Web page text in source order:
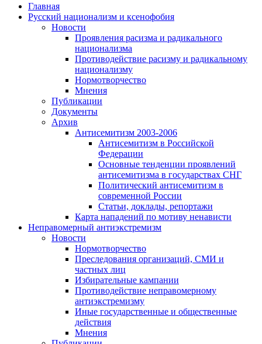
Главная
Русский национализм и ксенофобия
Новости
Проявления расизма и радикального
национализма
Противодействие расизму и радикальному
национализму
Нормотворчество
Мнения
Публикации
Документы
Архив
Антисемитизм 2003-2006
Антисемитизм в Российской
Федерации
Основные тенденции проявлений
антисемитизма в государствах СНГ
Политический антисемитизм в
современной России
Статьи, доклады, репортажи
Карта нападений по мотиву ненависти
Неправомерный антиэкстремизм
Новости
Нормотворчество
Преследования организаций, СМИ и
частных лиц
Избирательные кампании
Противодействие неправомерному
антиэкстремизму
Иные государственные и общественные
действия
Мнения